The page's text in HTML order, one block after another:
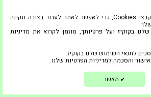
מדיניות פרטיותבאתר זה אנו משתמשים בקבצי Cookies, כדי לאפשר לאתר לעבוד בצורה תקינה
בקוקיז ועל פרטיותך, מוזמן לקרוא את מדיניות
לתנאי השימוש שלנו בקוקיז.
והסכמה למדיניות הפרטיות שלנו.
✔ מאשר